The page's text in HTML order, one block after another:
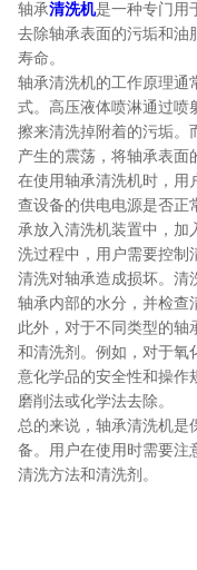
轴承清洗机是一种专门用
去除轴承表面的污垢和油
寿命。
轴承清洗机的工作原理通
式。高压液体喷淋通过喷
擦来清洗掉附着的污垢。
产生的震荡，将轴承表面
在使用轴承清洗机时，用
查设备的供电电源是否正
承放入清洗机装置中，加
洗过程中，用户需要控制
清洗对轴承造成损坏。清
轴承内部的水分，并检查
此外，对于不同类型的轴
和清洗剂。例如，对于氧
意化学品的安全性和操作
磨削法或化学法去除。
总的来说，轴承清洗机是
备。用户在使用时需要注
清洗方法和清洗剂。